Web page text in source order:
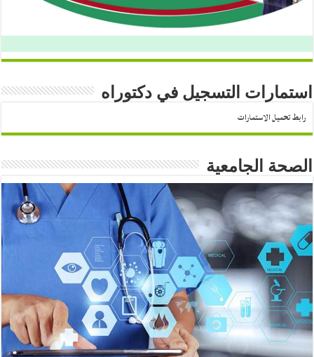
استمارات التسجيل في دكتوراه
رابط تحميل الاستمارات
الصحة الجامعية